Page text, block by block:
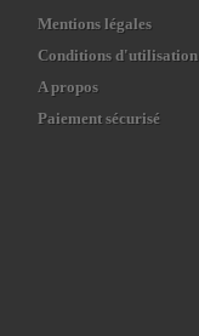
Mentions légales
Conditions d'utilisation
A propos
Paiement sécurisé